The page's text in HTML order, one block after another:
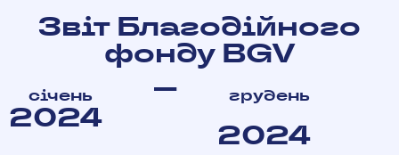
Звіт Благодійного
фонду BGV
січень
2024
– грудень
2024